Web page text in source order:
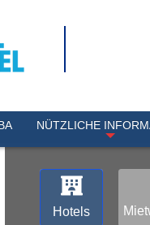
NÜTZLICHE
Hotels